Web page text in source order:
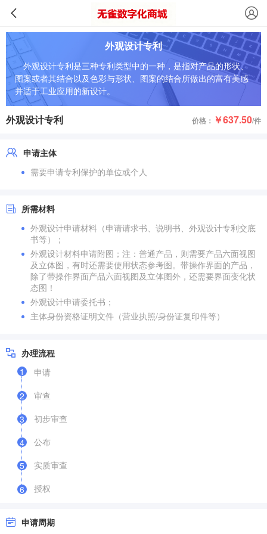
外观设计专利
外观设计专利是三种专利类型中的一种，是指对产品的形状、
图案或者其结合以及色彩与形状、图案的结合所做出的富有美感
并适于工业应用的新设计。
外观设计专利 价格： ￥637.50/件
申请主体
需要申请专利保护的单位或个人
所需材料
外观设计申请材料（申请请求书、说明书、外观设计专利交底
书等）；
外观设计材料申请附图；注：普通产品，则需要产品六面视图
及立体图，有时还需要使用状态参考图。带操作界面的产品，
除了带操作界面产品六面视图及立体图外，还需要界面变化状
态图！
外观设计申请委托书；
主体身份资格证明文件（营业执照/身份证复印件等）
办理流程
1
申请
2
审查
3
初步审查
4
公布
5
实质审查
6 授权
申请周期